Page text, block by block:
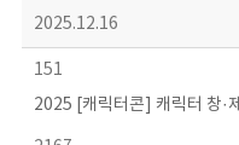
2025.12.16
151
2025 [캐릭터콘] 캐릭터 창·